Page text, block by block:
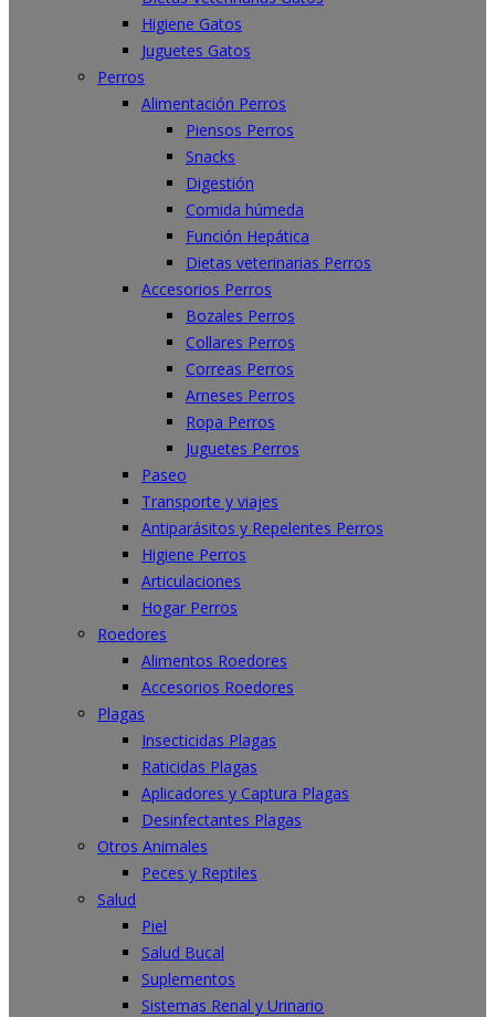
Higiene Gatos
Juguetes Gatos
Perros
Alimentación Perros
Piensos Perros
Snacks
Digestión
Comida húmeda
Función Hepática
Dietas veterinarias Perros
Accesorios Perros
Bozales Perros
Collares Perros
Correas Perros
Arneses Perros
Ropa Perros
Juguetes Perros
Paseo
Transporte y viajes
Antiparásitos y Repelentes Perros
Higiene Perros
Articulaciones
Hogar Perros
Roedores
Alimentos Roedores
Accesorios Roedores
Plagas
Insecticidas Plagas
Raticidas Plagas
Aplicadores y Captura Plagas
Desinfectantes Plagas
Otros Animales
Peces y Reptiles
Salud
Piel
Salud Bucal
Suplementos
Sistemas Renal y Urinario